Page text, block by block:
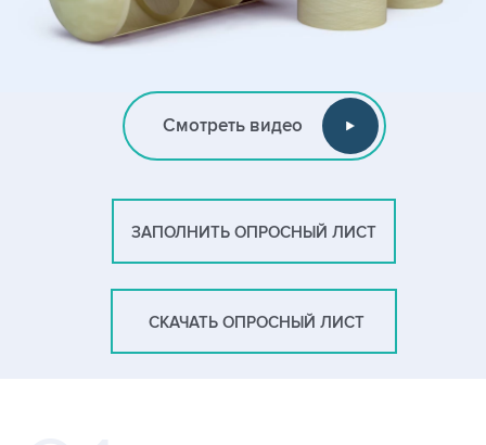
ЗАПОЛНИТЬ ОПРОСНЫЙ ЛИСТ
СКАЧАТЬ ОПРОСНЫЙ ЛИСТ
Смотреть видео